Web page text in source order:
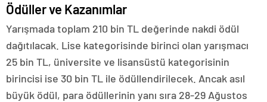
Ödüller ve Kazanımlar
Yarışmada toplam 210 bin TL değerinde nakdi ödül
dağıtılacak. Lise kategorisinde birinci olan yarışmacı
25 bin TL, üniversite ve lisansüstü kategorisinin
birincisi ise 30 bin TL ile ödüllendirilecek. Ancak asıl
büyük ödül, para ödüllerinin yanı sıra 28-29 Ağustos